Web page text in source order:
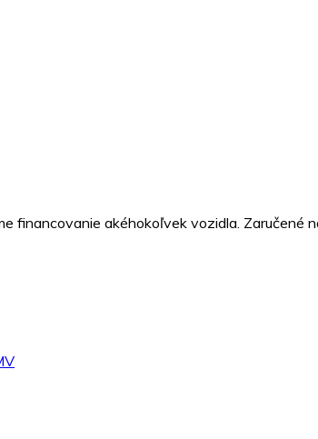
financovanie akéhokoľvek vozidla. Zaručené